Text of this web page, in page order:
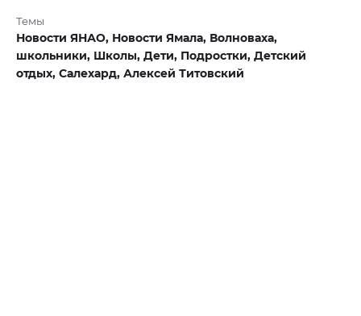
Темы
Новости ЯНАО, Новости Ямала, Волноваха,
школьники, Школы, Дети, Подростки, Детский
отдых, Салехард, Алексей Титовский